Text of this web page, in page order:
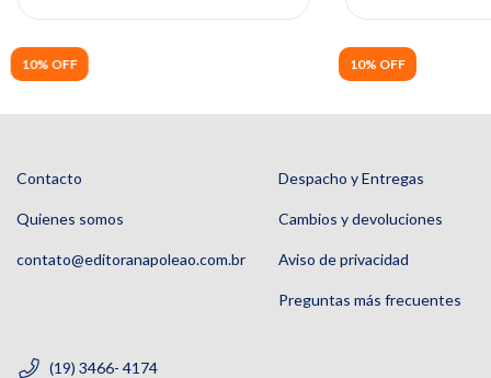
10% OFF 10% OFF
Contacto
Quienes somos
contato@editoranapoleao.com.br
Despacho y Entregas
Cambios y devoluciones
Aviso de privacidad
Preguntas más frecuentes
(19) 3466- 4174